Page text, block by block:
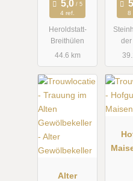
4 ref.
Heroldstatt-
Breithülen
44.6 km
8
der
Alter